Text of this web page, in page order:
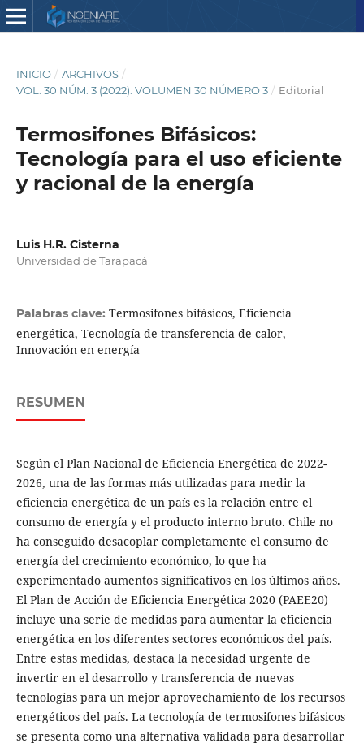
INICIO / ARCHIVOS /
VOL. 30 NÚM. 3 (2022): VOLUMEN 30 NÚMERO 3 / Editorial
Termosifones Bifásicos:
Tecnología para el uso eficiente
y racional de la energía
Luis H.R. Cisterna
Universidad de Tarapacá
Palabras clave: Termosifones bifásicos, Eficiencia
energética, Tecnología de transferencia de calor,
Innovación en energía
RESUMEN
Según el Plan Nacional de Eficiencia Energética de 2022-
2026, una de las formas más utilizadas para medir la
eficiencia energética de un país es la relación entre el
consumo de energía y el producto interno bruto. Chile no
ha conseguido desacoplar completamente el consumo de
energía del crecimiento económico, lo que ha
experimentado aumentos significativos en los últimos años.
El Plan de Acción de Eficiencia Energética 2020 (PAEE20)
incluye una serie de medidas para aumentar la eficiencia
energética en los diferentes sectores económicos del país.
Entre estas medidas, destaca la necesidad urgente de
invertir en el desarrollo y transferencia de nuevas
tecnologías para un mejor aprovechamiento de los recursos
energéticos del país. La tecnología de termosifones bifásicos
se presenta como una alternativa validada para desarrollar